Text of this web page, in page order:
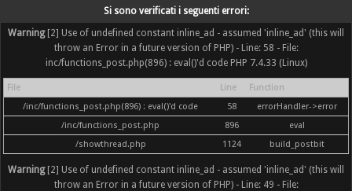
Si sono verificati i seguenti errori:
Warning[2] Use of undefined constant inline_ad - assumed 'inline_ad' (this will
throw an Error in a future version of PHP) - Line: 58 - File:
inc/functions_post.php(896) : eval()'d code PHP 7.4.33 (Linux)
File Line
Function
/inc/functions_post.php(896) : eval()'d code
58
errorHandler->error
/inc/functions_post.php
896
eval
/showthread.php
1124 build_postbit
Warning[2] Use of undefined constant inline_ad - assumed 'inline_ad' (this will
throw an Error in a future version of PHP) - Line: 49 - File: